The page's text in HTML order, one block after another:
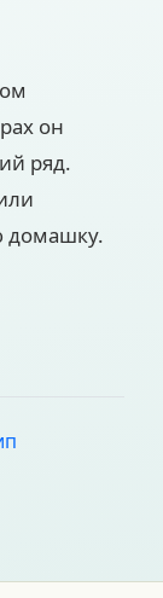
он
ряд.
домашку.